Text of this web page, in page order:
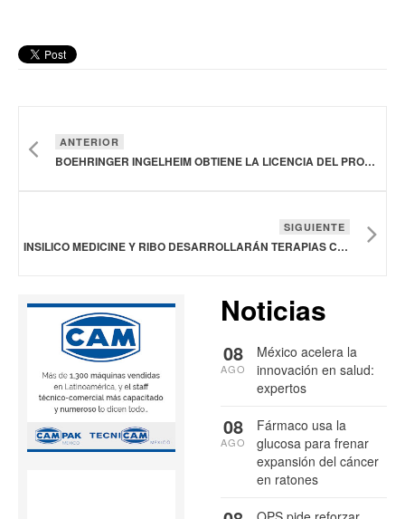
ANTERIOR
BOEHRINGER INGELHEIM OBTIENE LA LICENCIA DEL PROGRAMA PRECLÍNICO DE ANTICUERPOS DE IMMUNITAS THERAPEUTICS
SIGUIENTE
INSILICO MEDICINE Y RIBO DESARROLLARÁN TERAPIAS CON OLIGONUCLEÓTIDOS E INTERFERENCIA DE ARN
Noticias
México acelera la
innovación en salud:
expertos
08
AGO
Fármaco usa la
glucosa para frenar
expansión del cáncer
en ratones
08
AGO